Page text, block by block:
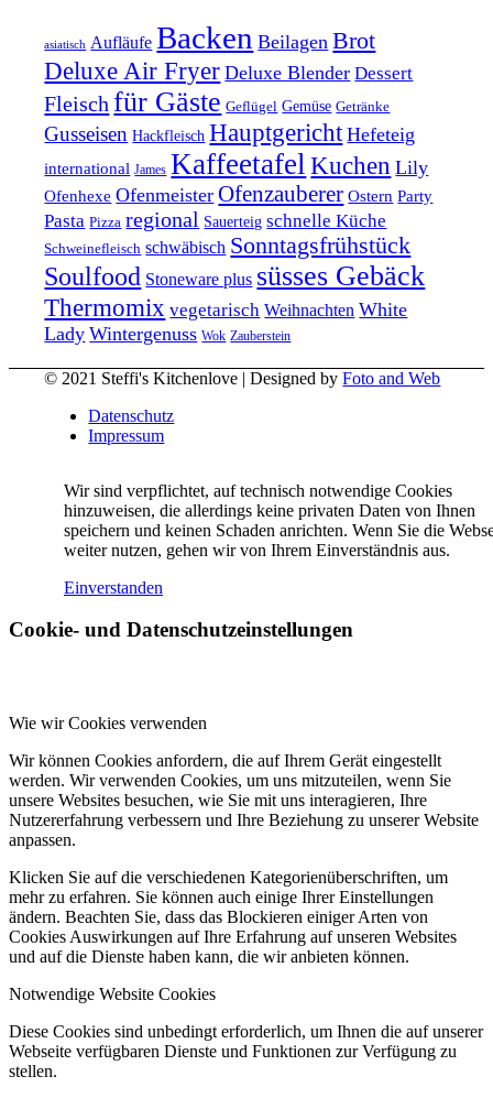
asiatisch Aufläufe Backen Beilagen Brot
Deluxe Air Fryer Deluxe Blender Dessert
Fleisch für Gäste Geflügel Gemüse Getränke
Gusseisen Hackfleisch Hauptgericht Hefeteig
international James Kaffeetafel Kuchen Lily
Ofenhexe Ofenmeister Ofenzauberer Ostern Party
Pasta Pizza regional Sauerteig schnelle Küche
Schweinefleisch schwäbisch Sonntagsfrühstück
Soulfood Stoneware plus süsses Gebäck
Thermomix vegetarisch Weihnachten White
Lady Wintergenuss Wok Zauberstein
© 2021 Steffi's Kitchenlove | Designed byFoto and Web
Datenschutz
Impressum
Wir sind verpflichtet, auf technisch notwendige Cookies
hinzuweisen, die allerdings keine privaten Daten von Ihnen
speichern und keinen Schaden anrichten. Wenn Sie die
weiter nutzen, gehen wir von Ihrem Einverständnis aus.
Einverstanden
Cookie- und Datenschutzeinstellungen
Wie wir Cookies verwenden
Wir können Cookies anfordern, die auf Ihrem Gerät eingestellt
werden. Wir verwenden Cookies, um uns mitzuteilen, wenn Sie
unsere Websites besuchen, wie Sie mit uns interagieren, Ihre
Nutzererfahrung verbessern und Ihre Beziehung zu unserer Website
anpassen.
Klicken Sie auf die verschiedenen Kategorienüberschriften, um
mehr zu erfahren. Sie können auch einige Ihrer Einstellungen
ändern. Beachten Sie, dass das Blockieren einiger Arten von
Cookies Auswirkungen auf Ihre Erfahrung auf unseren Websites
und auf die Dienste haben kann, die wir anbieten können.
Notwendige Website Cookies
Diese Cookies sind unbedingt erforderlich, um Ihnen die auf unserer
Webseite verfügbaren Dienste und Funktionen zur Verfügung zu
stellen.